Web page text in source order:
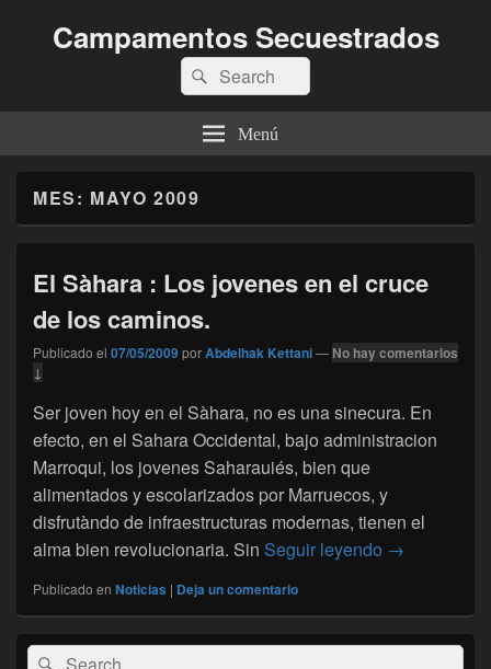
Campamentos Secuestrados
Buscar
por:
Buscar
Menú
MES: MAYO 2009
El Sàhara : Los jovenes en el cruce
de los caminos.
Publicado el 07/05/2009porAbdelhak Kettani— No hay comentarios
↓
Ser joven hoy en el Sàhara, no es una sinecura. En
efecto, en el Sahara Occidental, bajo administracion
Marroqui, los jovenes Saharauiés, bien que
alimentados y escolarizados por Marruecos, y
disfrutàndo de infraestructuras modernas, tienen el
alma bien revolucionaria. Sin Seguir leyendo El Sàhara :
→
Publicado en Noticias | Deja un comentario
El
área
BuscarBuscar